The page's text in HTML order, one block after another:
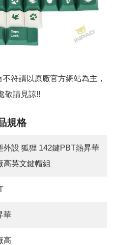
符請以原廠官方網站為主，
敬請見諒!!
規格
外設 狐狸 142鍵PBT熱昇華
高英文鍵帽組
華
高